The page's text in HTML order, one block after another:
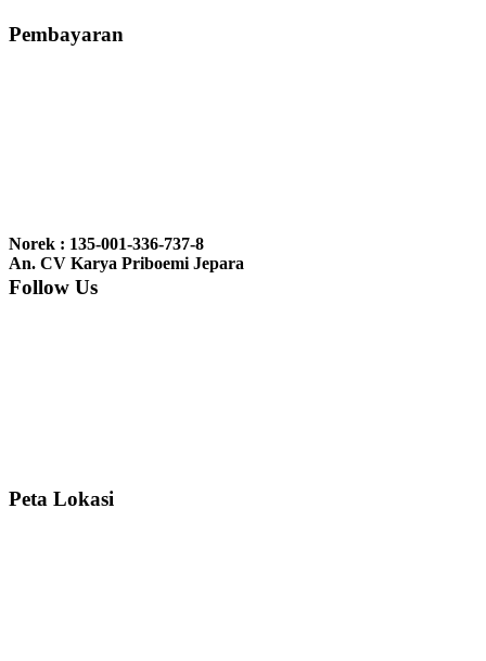
bale2 dan kursi teras saya sudah saya terima dan p...
nyesel deh beli geby...
Pembayaran
Norek : 135-001-336-737-8
An. CV Karya Priboemi Jepara
Follow Us
Peta Lokasi